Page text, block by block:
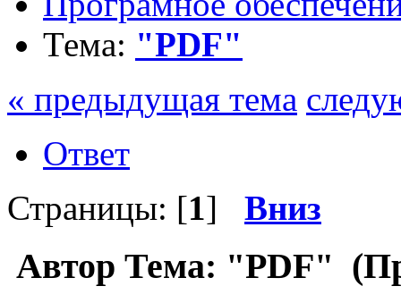
Тема: "PDF"
« предыдущая тема
Ответ
Страницы: [1] Вниз
Автор Тема: "PDF"